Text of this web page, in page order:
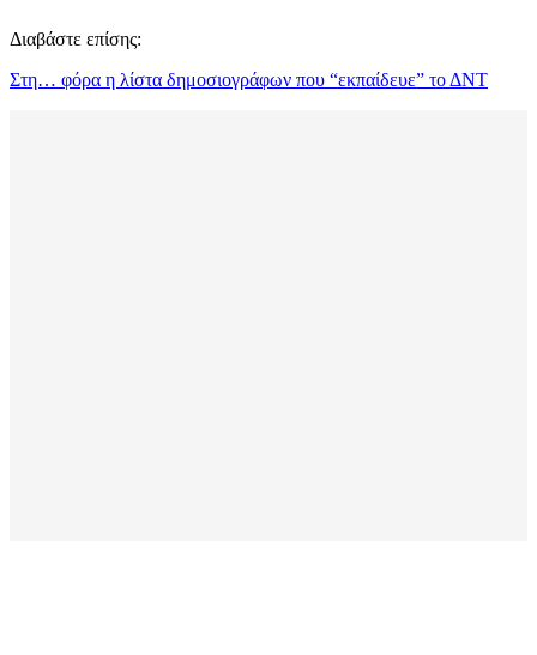
Διαβάστε επίσης:
Στη… φόρα η λίστα δημοσιογράφων που “εκπαίδευε” το ΔΝΤ